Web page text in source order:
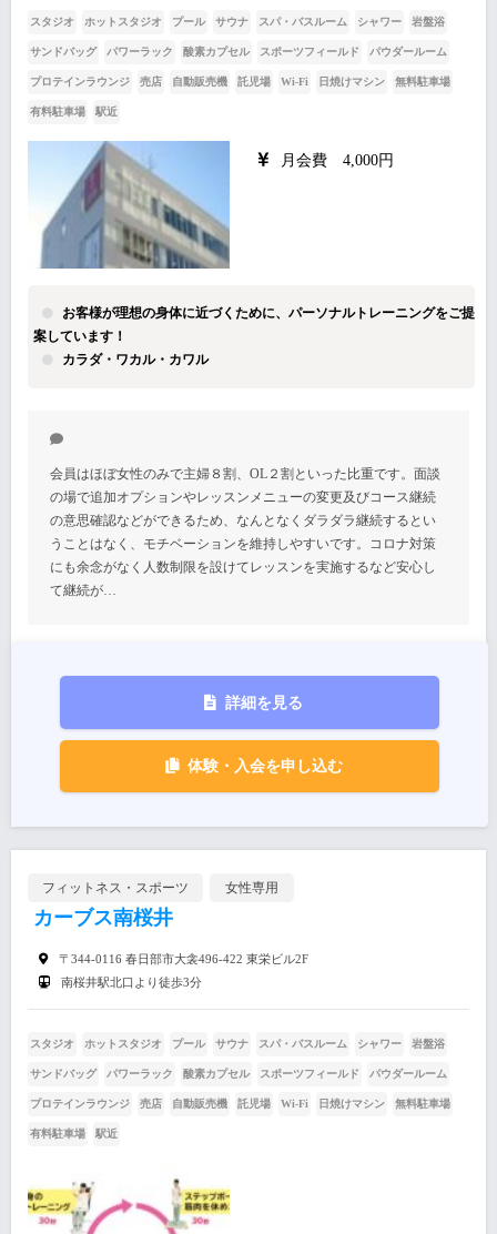
スタジオ ホットスタジオ プール サウナ スパ・バスルーム シャワー 岩盤浴
サンドバッグ パワーラック 酸素カプセル スポーツフィールド パウダールーム
プロテインラウンジ 売店 自動販売機 託児場 Wi-Fi 日焼けマシン 無料駐車場
有料駐車場 駅近
月会費 4,000円
お客様が理想の身体に近づくために、パーソナルトレーニングをご提
案しています！
カラダ・ワカル・カワル
会員はほぼ女性のみで主婦８割、OL２割といった比重です。面談
の場で追加オプションやレッスンメニューの変更及びコース継続
の意思確認などができるため、なんとなくダラダラ継続するとい
うことはなく、モチベーションを維持しやすいです。コロナ対策
にも余念がなく人数制限を設けてレッスンを実施するなど安心し
て継続が…
詳細を見る
体験・入会を申し込む
フィットネス・スポーツ 女性専用
カーブス南桜井
〒344-0116 春日部市大衾496-422 東栄ビル2F
南桜井駅北口より徒歩3分
スタジオ ホットスタジオ プール サウナ スパ・バスルーム シャワー 岩盤浴
サンドバッグ パワーラック 酸素カプセル スポーツフィールド パウダールーム
プロテインラウンジ 売店 自動販売機 託児場 Wi-Fi 日焼けマシン 無料駐車場
有料駐車場 駅近